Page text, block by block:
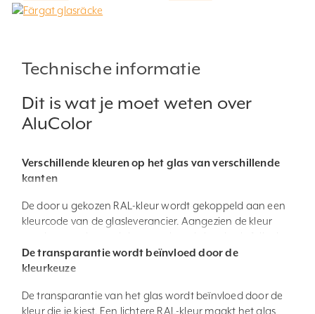
Technische informatie
Dit is wat je moet weten over
AluColor
Verschillende kleuren op het glas van verschillende
kanten
De door u gekozen RAL-kleur wordt gekoppeld aan een
kleurcode van de glasleverancier. Aangezien de kleur
verschillende basiskleuren te combineren, kan de kleur
van de glas iets anders worden waargenomen,
labelen we de glazen op basis van welke zijden hetzelfde
De transparantie wordt beïnvloed door de
kleurkeuze
De transparantie van het glas wordt beïnvloed door de
kleur die je kiest. Een lichtere RAL-kleur maakt het glas